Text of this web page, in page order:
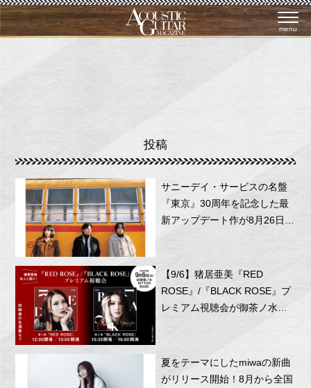
menu
投稿
サニーデイ・サービスの名盤
『東京』30周年を記念した最
新アップデート作が8月26日に
リリース！
【9/6】猪居亜美『RED
ROSE』/『BLACK ROSE』プ
レミアム視聴会が御茶ノ水
夏をテーマにしたmiwaの新曲
がリリース開始！8月から全国